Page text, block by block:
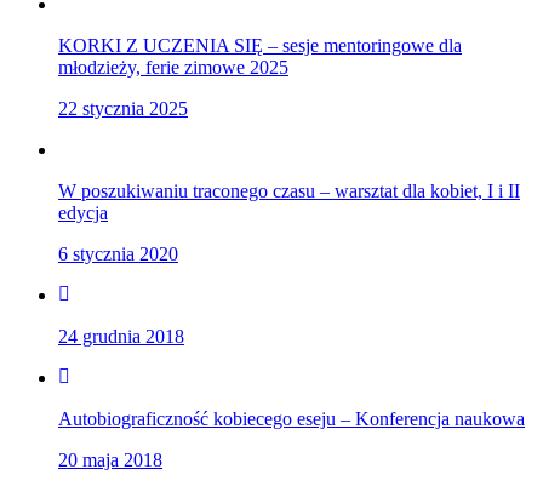
KORKI Z UCZENIA SIĘ – sesje mentoringowe dla
młodzieży, ferie zimowe 2025
22 stycznia 2025
W poszukiwaniu traconego czasu – warsztat dla kobiet, I i II
edycja
6 stycznia 2020
24 grudnia 2018
Autobiograficzność kobiecego eseju – Konferencja naukowa
20 maja 2018